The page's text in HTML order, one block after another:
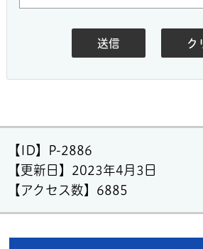
【ID】
P-2886
【更新日】 2023年4月3日
【アクセス数】 6885